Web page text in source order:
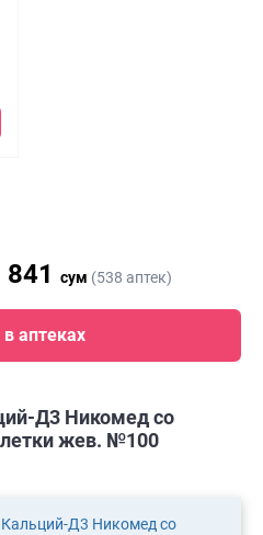
841 сум (538 аптек)
в аптеках
Д3 Никомед со
жев. №100
Д3 Никомед со